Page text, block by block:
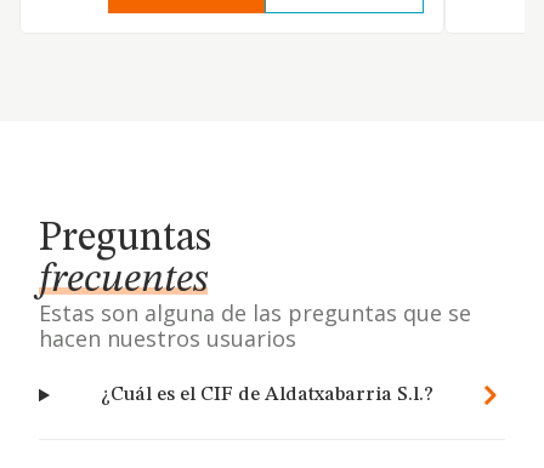
Preguntas
frecuentes
Estas son alguna de las preguntas que se
hacen nuestros usuarios
¿Cuál es el CIF de Aldatxabarria S.l.?